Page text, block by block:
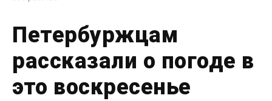
Петербуржцам
рассказали о погоде в
это воскресенье